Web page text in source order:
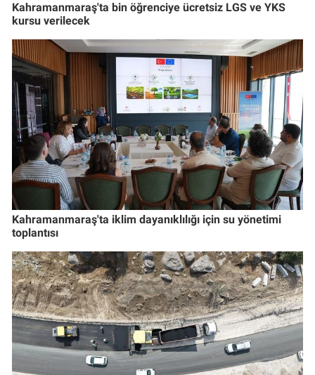
Kahramanmaraş'ta bin öğrenciye ücretsiz LGS ve YKS
kursu verilecek
Kahramanmaraş'ta iklim dayanıklılığı için su yönetimi
toplantısı